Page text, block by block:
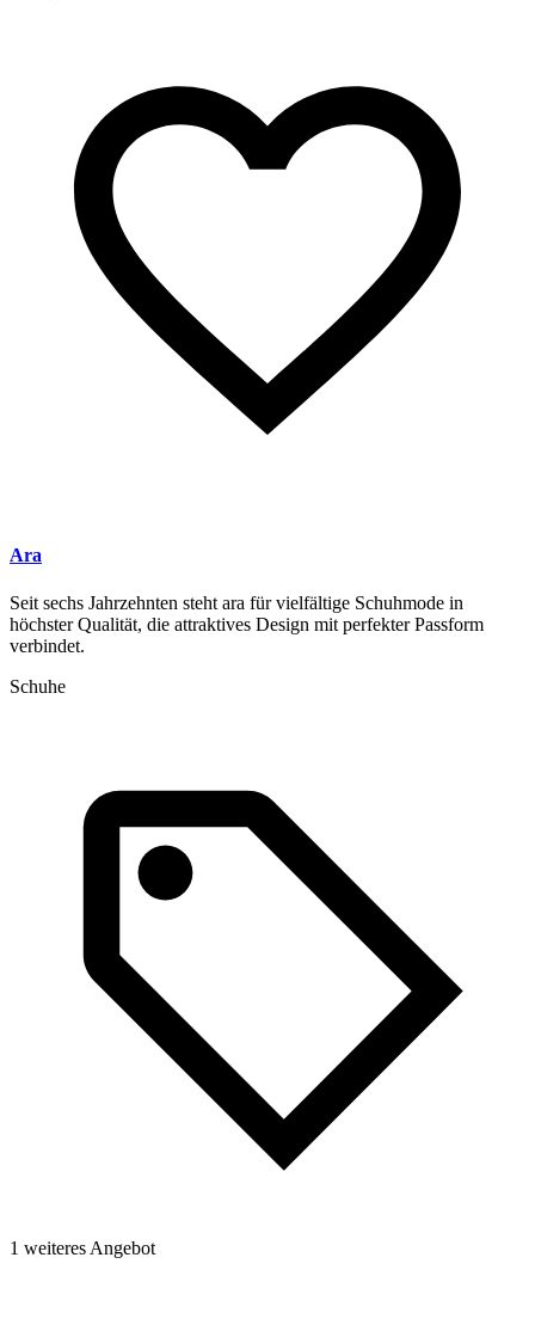
Ara
Seit sechs Jahrzehnten steht ara für vielfältige Schuhmode in
höchster Qualität, die attraktives Design mit perfekter Passform
verbindet.
Schuhe
1 weiteres Angebot